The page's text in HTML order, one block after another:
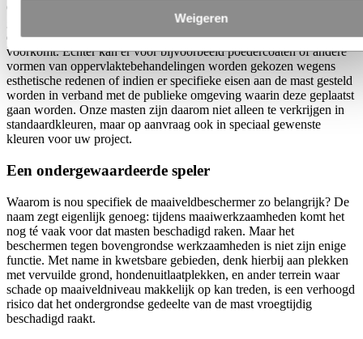
Weigeren
Op het merendeel van de aluminium masten die Hydro levert wordt
geen oppervlaktebehandeling toegepast omdat deze van nature een
dunne, maar effectieve oxidelaag vormen dat verdere oxidatie
voorkomt. Echter kan er voor bijvoorbeeld poedercoaten of andere
vormen van oppervlaktebehandelingen worden gekozen wegens
esthetische redenen of indien er specifieke eisen aan de mast gesteld
worden in verband met de publieke omgeving waarin deze geplaatst
gaan worden. Onze masten zijn daarom niet alleen te verkrijgen in
standaardkleuren, maar op aanvraag ook in speciaal gewenste
kleuren voor uw project.
Een ondergewaardeerde speler
Waarom is nou specifiek de maaiveldbeschermer zo belangrijk? De
naam zegt eigenlijk genoeg: tijdens maaiwerkzaamheden komt het
nog té vaak voor dat masten beschadigd raken. Maar het
beschermen tegen bovengrondse werkzaamheden is niet zijn enige
functie. Met name in kwetsbare gebieden, denk hierbij aan plekken
met vervuilde grond, hondenuitlaatplekken, en ander terrein waar
schade op maaiveldniveau makkelijk op kan treden, is een verhoogd
risico dat het ondergrondse gedeelte van de mast vroegtijdig
beschadigd raakt.